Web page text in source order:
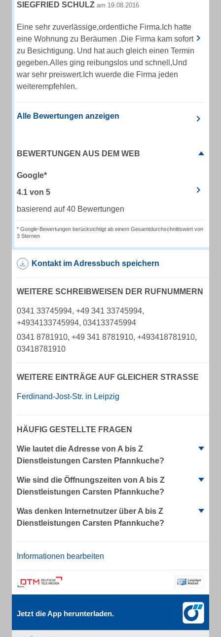
SIEGFRIED SCHULZ am 19.08.2016
Eine sehr zuverlässige,ordentliche Firma.Ich hatte
eine Wohnung zu Beräumen .Die Firma kam sofort
zu Besichtigung. Und hat auch gleich einen Termin
gegeben.Alles ging reibungslos und schnell,Und
war sehr preiswert.Ich wuerde die Firma jeden
weiterempfehlen.
Alle Bewertungen anzeigen
BEWERTUNGEN AUS DEM WEB
Google*
4.1 von 5
basierend auf 40 Bewertungen
* Google-Bewertungen berücksichtigt ab einem Gesamtdurchschnittswert von
3 Sternen
Kontakt im Adressbuch speichern
WEITERE SCHREIBWEISEN DER RUFNUMMERN
0341 33745994, +49 341 33745994,
+4934133745994, 034133745994
0341 8781910, +49 341 8781910, +493418781910,
03418781910
WEITERE EINTRÄGE AUF GLEICHER STRASSE
Ferdinand-Jost-Str. in Leipzig
HÄUFIG GESTELLTE FRAGEN
Wie lautet die Adresse von A bis Z
Dienstleistungen Carsten Pfannkuche?
Wie sind die Öffnungszeiten von A bis Z
Dienstleistungen Carsten Pfannkuche?
Was denken Internetnutzer über A bis Z
Dienstleistungen Carsten Pfannkuche?
Informationen bearbeiten
Jetzt die App herunterladen.